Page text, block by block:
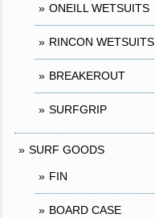
ONEILL WETSUITS
RINCON WETSUITS
BREAKEROUT
SURFGRIP
SURF GOODS
FIN
BOARD CASE